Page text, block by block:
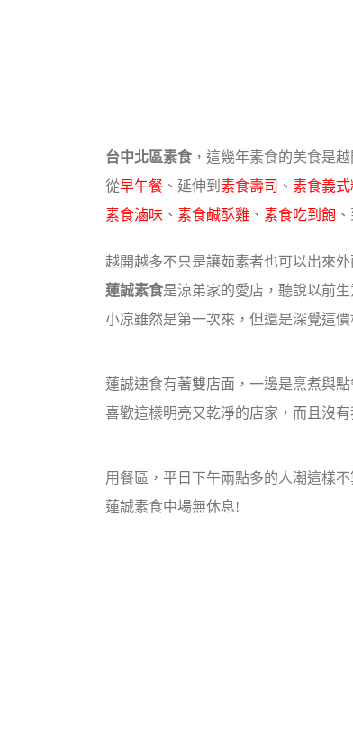
台中北區素食 ，這幾年素食的美食是
從早午餐 、延伸到 素食壽司 、 素食義式
素食滷味 、 素食鹹酥雞 、 素食吃到飽
越開越多不只是讓茹素者也可以出來
蓮誠素食是涼弟家的愛店，聽說以前
小凉雖然是第一次來，但還是深覺這
蓮誠速食有著雙店面，一邊是烹煮與
喜歡這樣明亮又乾淨的店家，而且沒
用餐區，平日下午兩點多的人潮這樣不
蓮誠素食中場無休息!